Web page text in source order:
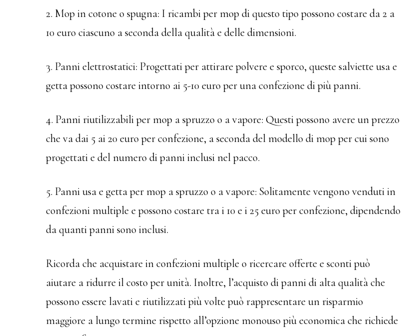
2. Mop in cotone o spugna: I ricambi per mop di questo tipo possono costare da 2 a
10 euro ciascuno a seconda della qualità e delle dimensioni.
3. Panni elettrostatici: Progettati per attirare polvere e sporco, queste salviette usa e
getta possono costare intorno ai 5-10 euro per una confezione di più panni.
4. Panni riutilizzabili per mop a spruzzo o a vapore: Questi possono avere un prezzo
che va dai 5 ai 20 euro per confezione, a seconda del modello di mop per cui sono
progettati e del numero di panni inclusi nel pacco.
5. Panni usa e getta per mop a spruzzo o a vapore: Solitamente vengono venduti in
confezioni multiple e possono costare tra i 10 e i 25 euro per confezione, dipendendo
da quanti panni sono inclusi.
Ricorda che acquistare in confezioni multiple o ricercare offerte e sconti può
aiutare a ridurre il costo per unità. Inoltre, l’acquisto di panni di alta qualità che
possono essere lavati e riutilizzati più volte può rappresentare un risparmio
maggiore a lungo termine rispetto all’opzione monouso più economica che richiede